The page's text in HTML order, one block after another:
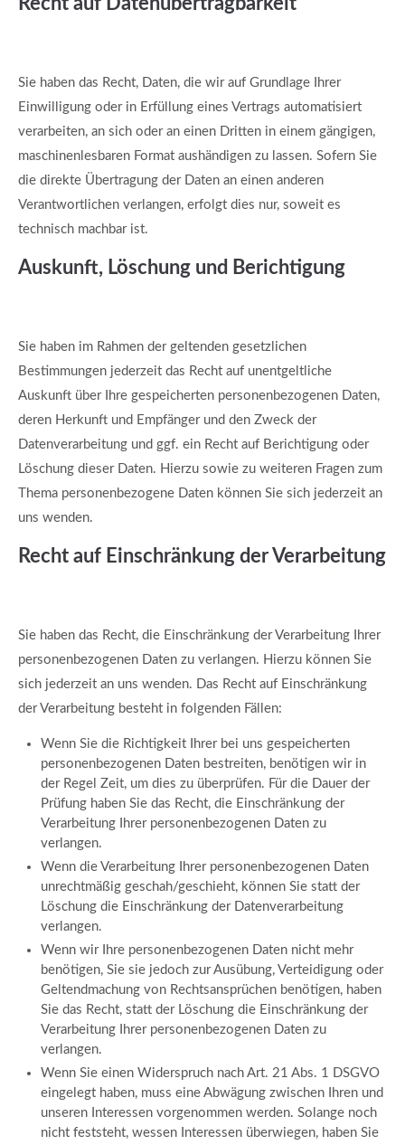
Sie haben das Recht, Daten, die wir auf Grundlage Ihrer
Einwilligung oder in Erfüllung eines Vertrags automatisiert
verarbeiten, an sich oder an einen Dritten in einem gängigen,
maschinenlesbaren Format aushändigen zu lassen. Sofern Sie
die direkte Übertragung der Daten an einen anderen
Verantwortlichen verlangen, erfolgt dies nur, soweit es
technisch machbar ist.
Auskunft, Löschung und Berichtigung
Sie haben im Rahmen der geltenden gesetzlichen
Bestimmungen jederzeit das Recht auf unentgeltliche
Auskunft über Ihre gespeicherten personenbezogenen Daten,
deren Herkunft und Empfänger und den Zweck der
Datenverarbeitung und ggf. ein Recht auf Berichtigung oder
Löschung dieser Daten. Hierzu sowie zu weiteren Fragen zum
Thema personenbezogene Daten können Sie sich jederzeit an
uns wenden.
Recht auf Einschränkung der Verarbeitung
Sie haben das Recht, die Einschränkung der Verarbeitung Ihrer
personenbezogenen Daten zu verlangen. Hierzu können Sie
sich jederzeit an uns wenden. Das Recht auf Einschränkung
der Verarbeitung besteht in folgenden Fällen:
Wenn Sie die Richtigkeit Ihrer bei uns gespeicherten
personenbezogenen Daten bestreiten, benötigen wir in
der Regel Zeit, um dies zu überprüfen. Für die Dauer der
Prüfung haben Sie das Recht, die Einschränkung der
Verarbeitung Ihrer personenbezogenen Daten zu
verlangen.
Wenn die Verarbeitung Ihrer personenbezogenen Daten
unrechtmäßig geschah/geschieht, können Sie statt der
Löschung die Einschränkung der Datenverarbeitung
verlangen.
Wenn wir Ihre personenbezogenen Daten nicht mehr
benötigen, Sie sie jedoch zur Ausübung, Verteidigung oder
Geltendmachung von Rechtsansprüchen benötigen, haben
Sie das Recht, statt der Löschung die Einschränkung der
Verarbeitung Ihrer personenbezogenen Daten zu
verlangen.
Wenn Sie einen Widerspruch nach Art. 21 Abs. 1 DSGVO
eingelegt haben, muss eine Abwägung zwischen Ihren und
unseren Interessen vorgenommen werden. Solange noch
nicht feststeht, wessen Interessen überwiegen, haben Sie